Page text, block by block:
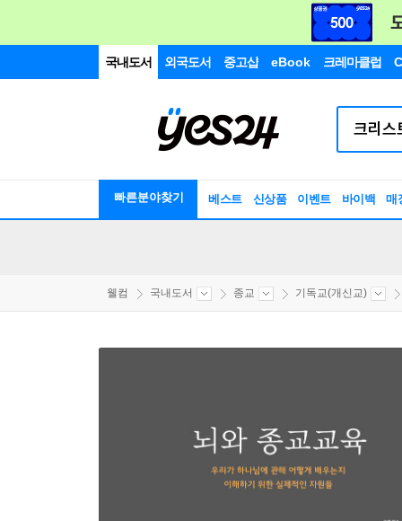
국내도서 외국도서 중고샵 eBook 크레마클럽
빠른분야찾기 베스트 신상품 이벤트 바이백 매
웰컴 국내도서 종교 기독교(개신교)